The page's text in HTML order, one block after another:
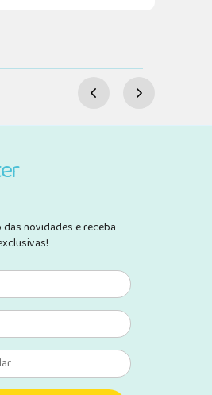
novidades e receba